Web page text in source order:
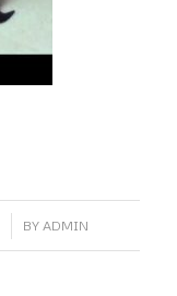
BY ADMIN